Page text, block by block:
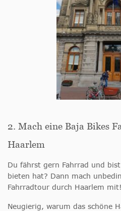
2. Mach eine Baja Bikes
Haarlem
Du fährst gern Fahrrad und
bieten hat? Dann mach
Fahrradtour durch Haarlem mit!
Neugierig, warum das schöne